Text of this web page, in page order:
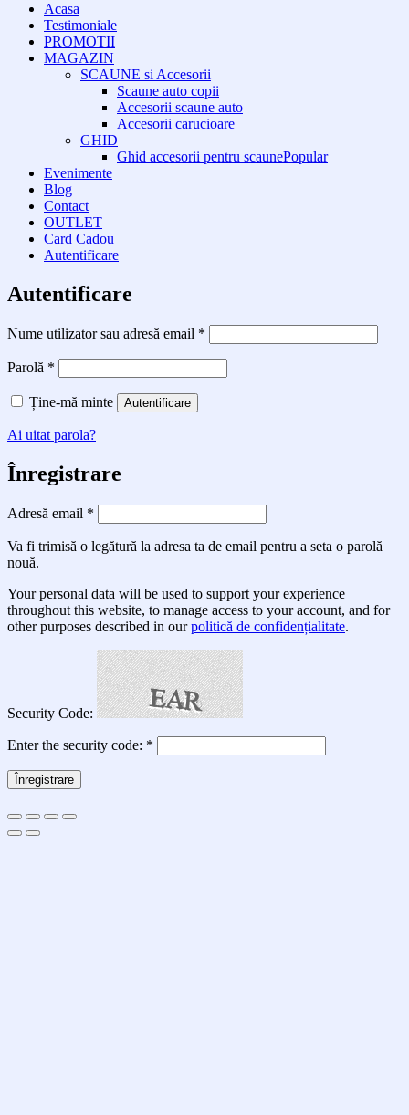
Acasa
Testimoniale
PROMOTII
MAGAZIN
SCAUNE si Accesorii
Scaune auto copii
Accesorii scaune auto
Accesorii carucioare
GHID
Ghid accesorii pentru scaune
Evenimente
Blog
Contact
OUTLET
Card Cadou
Autentificare
Autentificare
Nume utilizator sau adresă email *
Parolă *
Ține-mă minte Autentificare
Ai uitat parola?
Înregistrare
Adresă email *
Va fi trimisă o legătură la adresa ta de email pentru a seta o parolă
nouă.
Your personal data will be used to support your experience
throughout this website, to manage access to your account, and for
other purposes described in ourpolitică de confidențialitate.
Security Code:
Enter the security code: *
Înregistrare